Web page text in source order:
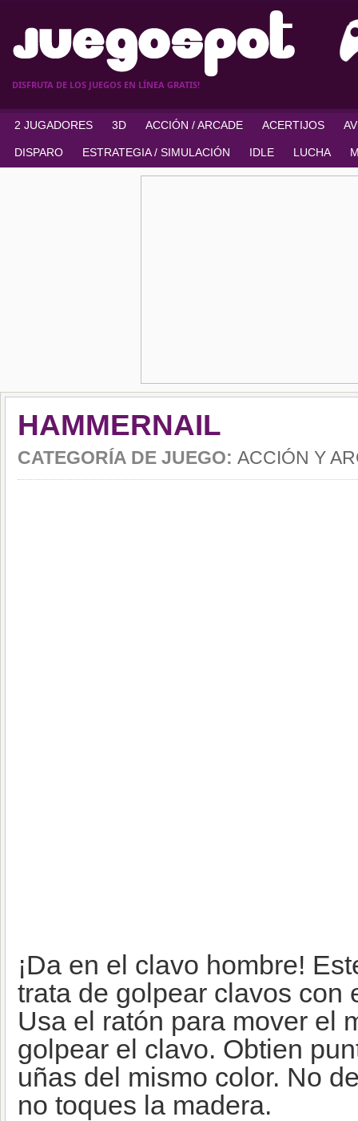
DISFRUTA DE LOS JUEGOS EN LÍNEA GRATIS!
2 JUGADORES 3D ACCIÓN / ARCADE ACERTIJOS
DISPARO ESTRATEGIA / SIMULACIÓN IDLE LUCHA
HAMMERNAIL
CATEGORÍA DE JUEGO: ACCIÓN Y
¡Da en el clavo hombre!
trata de golpear clavos con
Usa el ratón para mover el
golpear el clavo. Obtien
uñas del mismo color. No
no toques la madera.